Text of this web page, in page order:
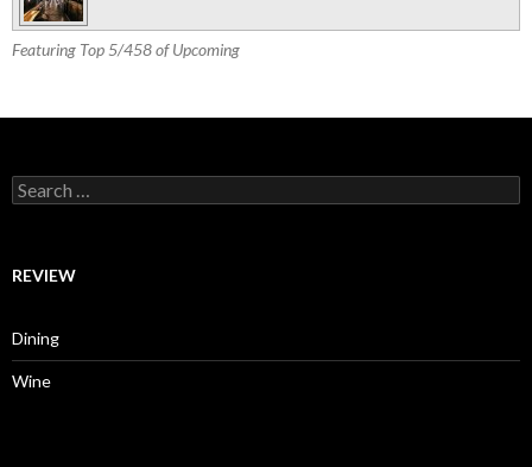
Featuring Top 5/458 of Upcoming
Search for:
REVIEW
Dining
Wine